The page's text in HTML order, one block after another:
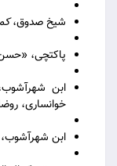
شیخ صدوق،
پاکتچی،
خوانساری، روضات الجنان،
ابن شهرآشوب، مناقب